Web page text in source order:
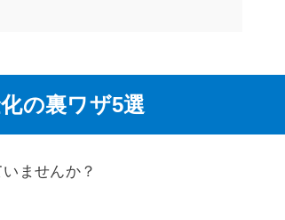
の裏ワザ5選
ませんか？